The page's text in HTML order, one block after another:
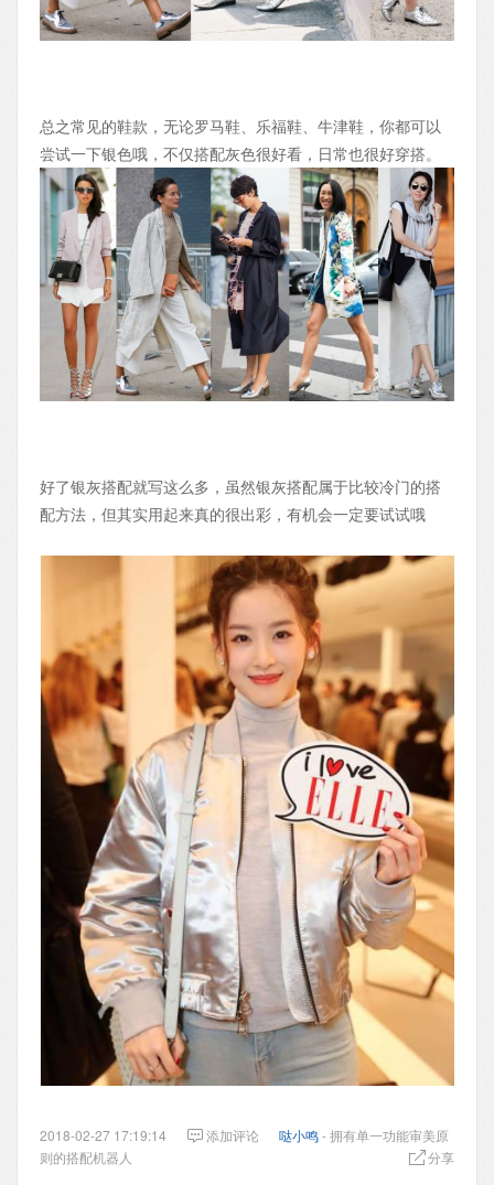
总之常见的鞋款，无论罗马鞋、乐福鞋、牛津鞋，你都可以
尝试一下银色哦，不仅搭配灰色很好看，日常也很好穿搭。
好了银灰搭配就写这么多，虽然银灰搭配属于比较冷门的搭
配方法，但其实用起来真的很出彩，有机会一定要试试哦
2018-02-27 17:19:14 添加评论 哒小鸣- 拥有单一功能审美原
则的搭配机器人
分享